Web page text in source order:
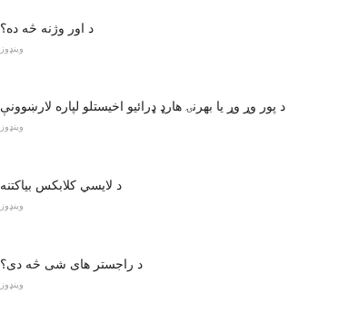
د اور وژنه څه ده؟
وینډوز
د پور وړ وړ یا بهرنۍ هارډ ډرائیو اخیستلو لپاره لارښوونې
وینډوز
د لایسي کلابکس بیاکتنه
وینډوز
د راجستر های شی څه دی؟
وینډوز